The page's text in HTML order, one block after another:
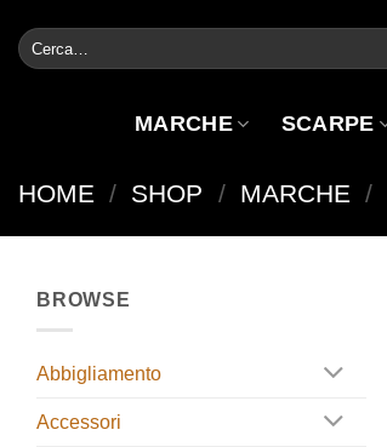
contenuti
Cerca:
MARCHE SCARPE
HOME / SHOP / MARCHE /
BROWSE
Abbigliamento
Accessori